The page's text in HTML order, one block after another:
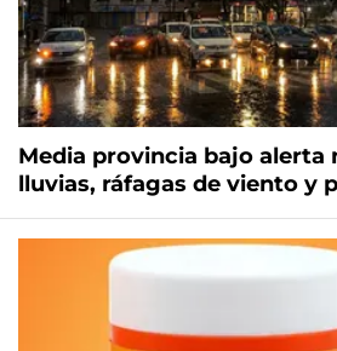
Media provincia bajo alerta
lluvias, ráfagas de viento y